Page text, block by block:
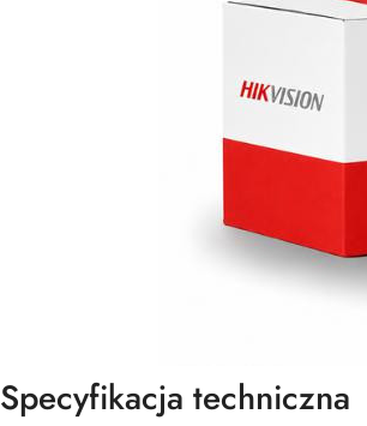
Specyfikacja techniczna